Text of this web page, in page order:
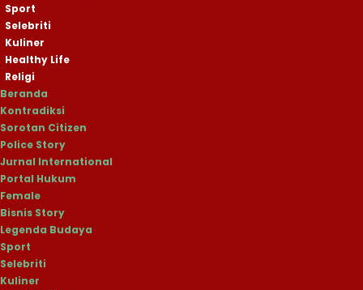
Sport
Selebriti
Kuliner
Healthy Life
Religi
Beranda
Kontradiksi
Sorotan Citizen
Police Story
Jurnal International
Portal Hukum
Female
Bisnis Story
Legenda Budaya
Sport
Selebriti
Kuliner